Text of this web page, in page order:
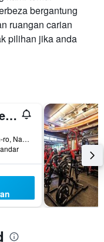
bergantung
ruangan carian
pilihan jika anda
Hound Hotel Daegu
97, Duryugongwon-ro, Nam-gu, Daegu, Korea Selatan